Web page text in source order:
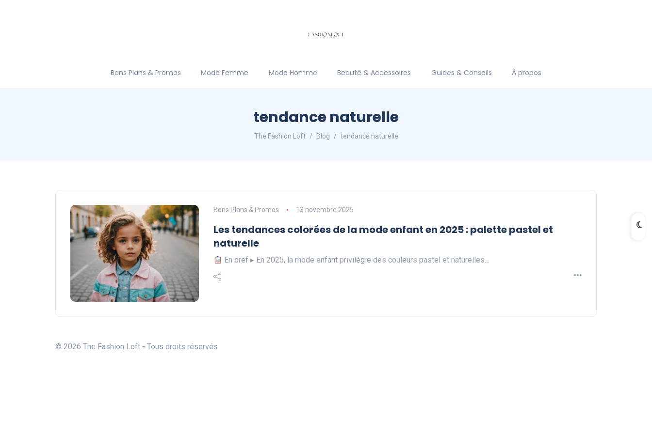
Bons Plans & Promos Mode Femme Mode Homme Beauté & Accessoires Guides & Conseils À propos
tendance naturelle
The Fashion Loft Blog tendance naturelle
Bons Plans & Promos 13 novembre 2025
Les tendances colorées de la mode enfant en 2025 : palette pastel et
naturelle
En bref ▸ En 2025, la mode enfant privilégie des couleurs pastel et naturelles…
© 2026 The Fashion Loft - Tous droits réservés